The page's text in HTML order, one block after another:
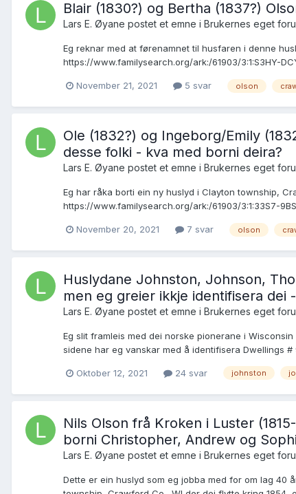
Blair (1830?) og Bertha (1837?)
Lars E. Øyane postet et emne i Brukernes eget
Eg reknar med at førenamnet til husfaren i denne
https://www.familysearch.org/ark:/61903/3:1:S3HY-
November 21, 2021 5 svar olson
Ole (1832?) og Ingeborg/Emily
desse folki - kva med borni deira?
Lars E. Øyane postet et emne i Brukernes eget
Eg har råka borti ein ny huslyd i Clayton township,
https://www.familysearch.org/ark:/61903/3:1:33S7-
November 20, 2021 7 svar olson
Huslydane Johnston, Johnson,
men eg greier ikkje identifisera dei
Lars E. Øyane postet et emne i Brukernes eget
Eg slit framleis med dei norske pionerane i
sidene har eg vanskar med å identifisera Dwellings #
Oktober 12, 2021 24 svar johnston
Nils Olson frå Kroken i Luster
borni Christopher, Andrew og
Lars E. Øyane postet et emne i Brukernes eget
Dette er ein huslyd som eg jobba med for om lag 40